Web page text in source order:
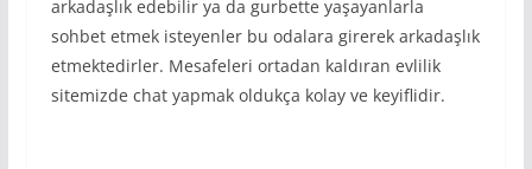
arkadaşlık edebilir ya da gurbette yaşayanlarla
sohbet etmek isteyenler bu odalara girerek arkadaşlık
etmektedirler. Mesafeleri ortadan kaldıran evlilik
sitemizde chat yapmak oldukça kolay ve keyiflidir.